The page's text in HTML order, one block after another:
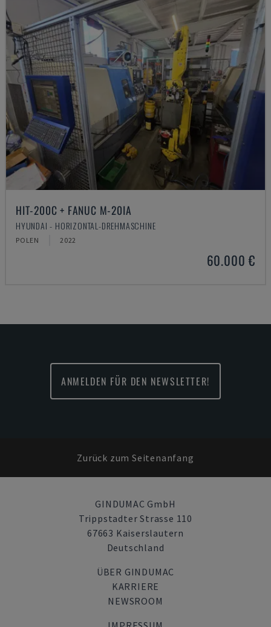
HIT-200C + FANUC M-20IA
HYUNDAI - HORIZONTAL-DREHMASCHINE
POLEN 2022
60.000 €
ANMELDEN FÜR DEN NEWSLETTER!
Zurück zum Seitenanfang
GINDUMAC GmbH
Trippstadter Strasse 110
67663 Kaiserslautern
Deutschland
ÜBER GINDUMAC
KARRIERE
NEWSROOM